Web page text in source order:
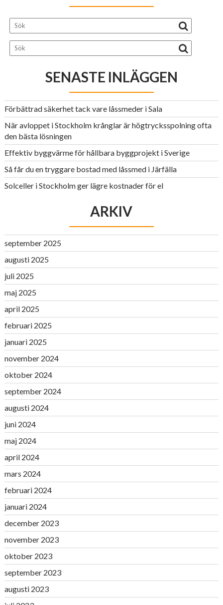
SENASTE INLÄGGEN
Förbättrad säkerhet tack vare låssmeder i Sala
När avloppet i Stockholm krånglar är högtrycksspolning ofta
den bästa lösningen
Effektiv byggvärme för hållbara byggprojekt i Sverige
Så får du en tryggare bostad med låssmed i Järfälla
Solceller i Stockholm ger lägre kostnader för el
ARKIV
september 2025
augusti 2025
juli 2025
maj 2025
april 2025
februari 2025
januari 2025
november 2024
oktober 2024
september 2024
augusti 2024
juni 2024
maj 2024
april 2024
mars 2024
februari 2024
januari 2024
december 2023
november 2023
oktober 2023
september 2023
augusti 2023